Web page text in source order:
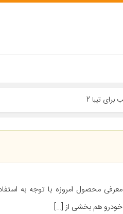
معرفی محصول امروزه با توجه به
خودرو هم بخشی از […]